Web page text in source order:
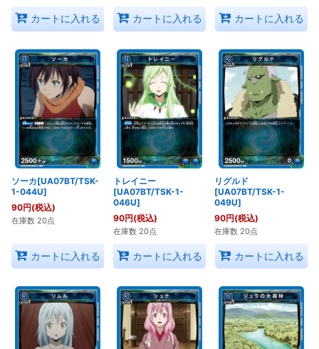
カートに入れる カートに入れる カートに入れる
ソーカ[UA07BT/TSK-
1-044U]
90円(税込)
在庫数 20点
カートに入れる
トレイニー
[UA07BT/TSK-1-
046U]
90円(税込)
在庫数 20点
カートに入れる
リグルド
[UA07BT/TSK-1-
049U]
90円(税込)
在庫数 20点
カートに入れる